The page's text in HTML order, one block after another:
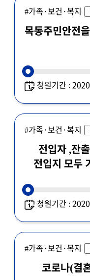
#가족·보건·복지
목동주민안전을
청원기간 :
#가족·보건·복지
전입자 ,잔
전입지 모두
청원기간 :
#가족·보건·복지
코로나(결